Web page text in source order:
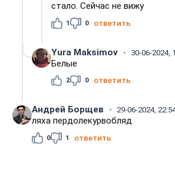
стало. Сейчас не вижу
1 0 ответить
Yura Maksimov 30-06-2024,
Белые
2 0 ответить
Андрей Борщев 29-06-2024,
ляха пердолекурвобляд
0 1 ответить